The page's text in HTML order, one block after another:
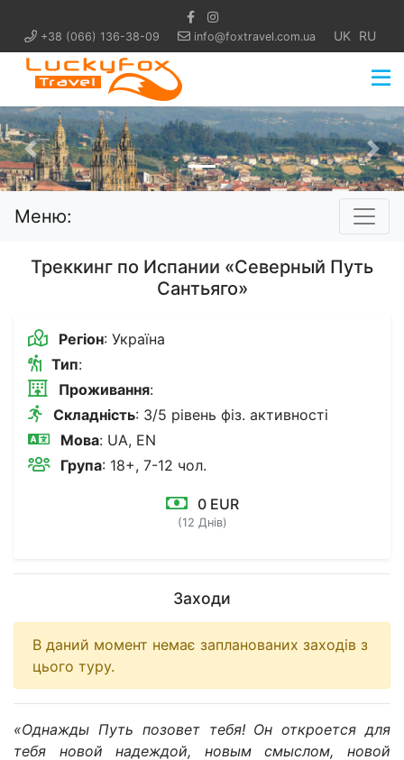
+38 (066) 136-38-09 info@foxtravel.com.ua UK RU
Попередній
Меню:
Треккинг по Испании «Северный Путь
Сантьяго»
Регіон: Україна
Тип:
Проживання:
Складність: 3/5 рівень фіз. активності
Мова: UA, EN
Група: 18+, 7-12 чол.
0 EUR
(12 Днів)
Заходи
В даний момент немає запланованих заходів з
цього туру.
«Однажды Путь позовет тебя! Он откроется для
тебя новой надеждой, новым смыслом, новой